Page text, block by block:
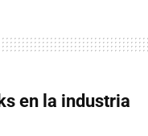
en la industria